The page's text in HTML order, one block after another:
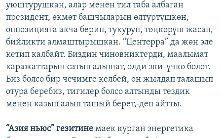
уюштурушкан, алар менен тил таба албаган
президент, өкмөт башчыларын өлтүртүшкөн,
оппозицияга акча берип, тукуруп, төңкөрүш жасап,
бийликти алмаштырышкан. “Центерра” да жөн эле
кетип калбайт. Биздин чиновниктерди, маалымат
каражаттарын сатып алышат, элди эки-үчкө бөлөт.
Биз болсо бир чечимге келбей, он жылдап талашып
отура беребиз, тигилер болсо алтынды тездик
менен казып алып ташый берет,-деп айтты.
“Азия ньюс” гезитине маек курган энергетика